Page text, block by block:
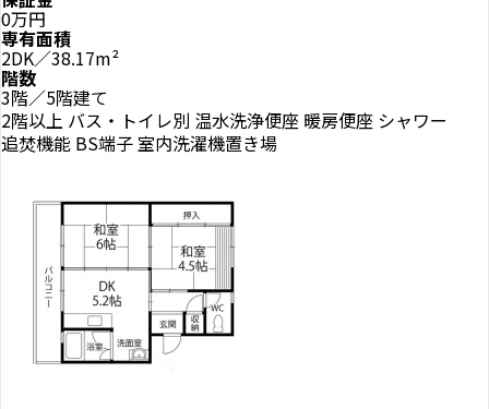
0万円
専有面積
2DK／38.17m²
階数
3階／5階建て
2階以上 バス・トイレ別 温水洗浄便座 暖房便座 シャワー
追焚機能 BS端子 室内洗濯機置き場